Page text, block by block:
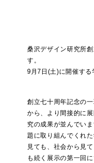
桑沢デザイン研究所
す。
9月7日(土)に開催する
創立七十周年記念の
から、より間接的に
究の成果が並んでい
題に取り組んでくれ
見ても、社会から見
も続く展示の第一回